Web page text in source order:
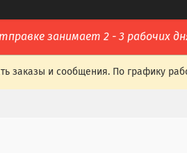
занимает 2 - 3 рабочих
заказы и сообщения. По графику